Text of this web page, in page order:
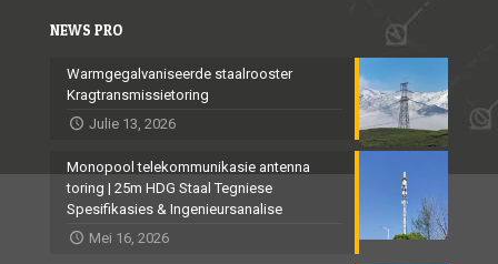
NEWS PRO
Warmgegalvaniseerde staalrooster
Kragtransmissietoring
Julie 13, 2026
Monopool telekommunikasie antenna
toring | 25m HDG Staal Tegniese
Spesifikasies & Ingenieursanalise
Mei 16, 2026